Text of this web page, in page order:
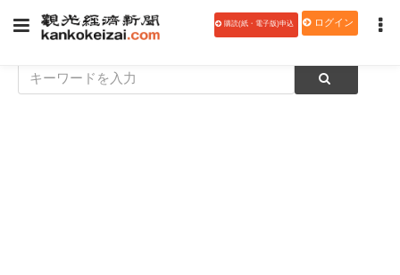
購読(紙・電子版)申込 ログイン